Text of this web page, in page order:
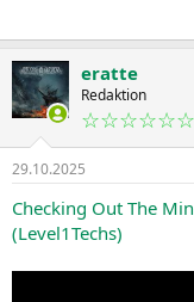
eratte
Redaktion
☆☆☆☆☆☆
29.10.2025
Checking Out The
(Level1Techs)